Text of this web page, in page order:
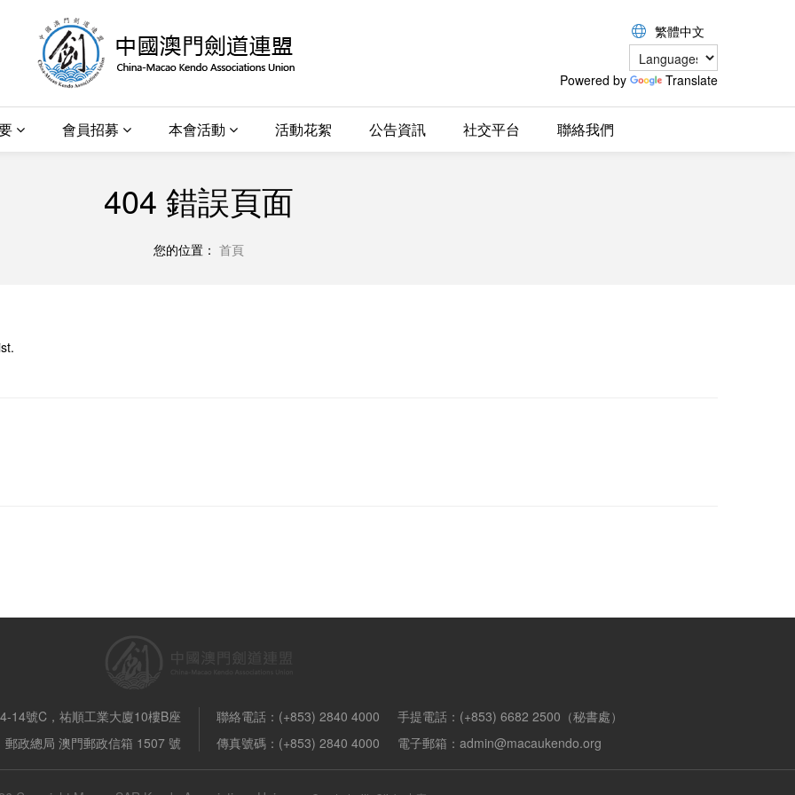
繁體中文
Powered by Translate
會員招募 本會活動 活動花絮 公告資訊 社交平台 聯絡我們
404 錯誤頁面
您的位置： 首頁
14號C，祐順工業大廈10樓B座
郵政總局 澳門郵政信箱 1507 號
聯絡電話：(+853) 2840 4000
手提電話：(+853) 6682 2500（秘書處）
傳真號碼：(+853) 2840 4000
電子郵箱：admin@macaukendo.org